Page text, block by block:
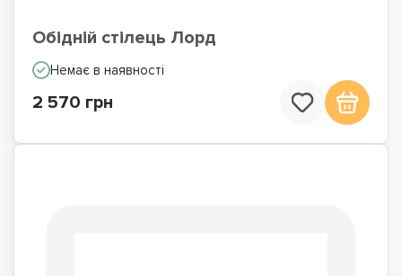
Обідній стілець Лорд
Немає в наявності
2 570 грн